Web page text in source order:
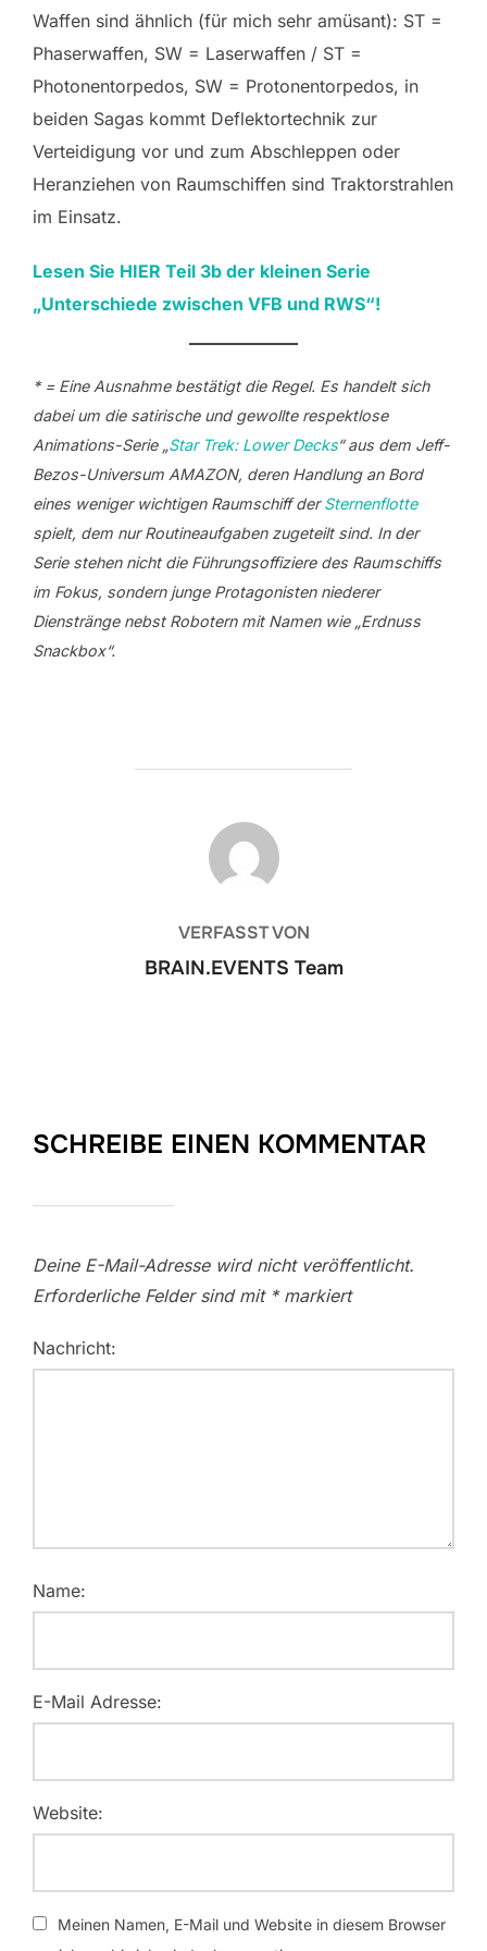
Waffen sind ähnlich (für mich sehr amüsant): ST =
Phaserwaffen, SW = Laserwaffen / ST =
Photonentorpedos, SW = Protonentorpedos, in
beiden Sagas kommt Deflektortechnik zur
Verteidigung vor und zum Abschleppen oder
Heranziehen von Raumschiffen sind Traktorstrahlen
im Einsatz.
Lesen Sie HIER Teil 3b der kleinen Serie
„Unterschiede zwischen VFB und RWS“!
* = Eine Ausnahme bestätigt die Regel. Es handelt sich
dabei um die satirische und gewollte respektlose
Animations-Serie „Star Trek: Lower Decks“ aus dem Jeff-
Bezos-Universum AMAZON, deren Handlung an Bord
eines weniger wichtigen Raumschiff derSternenflotte
spielt, dem nur Routineaufgaben zugeteilt sind. In der
Serie stehen nicht die Führungsoffiziere des Raumschiffs
im Fokus, sondern junge Protagonisten niederer
Dienstränge nebst Robotern mit Namen wie „Erdnuss
Snackbox“.
BEITRAGSAUTOR
VERFASST VON
BRAIN.EVENTS Team
SCHREIBE EINEN KOMMENTAR
Deine E-Mail-Adresse wird nicht veröffentlicht.
Erforderliche Felder sind mit *markiert
Nachricht:
Name:
E-Mail Adresse:
Website:
Meinen Namen, E-Mail und Website in diesem Browser